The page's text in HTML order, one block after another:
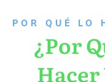
P OR QUÉ LO
¿Por
Hacer